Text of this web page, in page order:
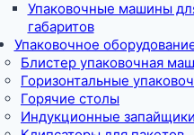
Упаковочные машины
габаритов
Упаковочное
Блистер упаковочная
Горизонтальные
Горячие столы
Индукционные запайщики